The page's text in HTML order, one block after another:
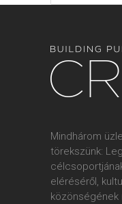
Mindhárom
törekszünk:
eléréséről,
közönségének